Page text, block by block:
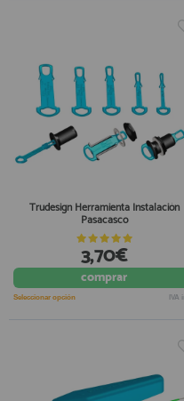
Trudesign Herramienta Instalación
Pasacasco
3,70€
comprar
Seleccionar opción IVA